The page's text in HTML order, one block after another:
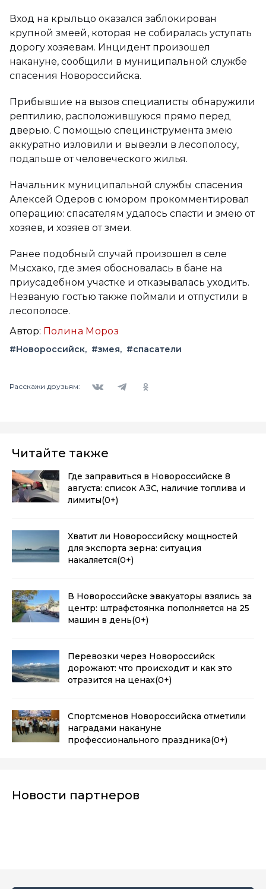
Вход на крыльцо оказался заблокирован
крупной змеей, которая не собиралась уступать
дорогу хозяевам. Инцидент произошел
накануне, сообщили в муниципальной службе
спасения Новороссийска.
Прибывшие на вызов специалисты обнаружили
рептилию, расположившуюся прямо перед
дверью. С помощью специнструмента змею
аккуратно изловили и вывезли в лесополосу,
подальше от человеческого жилья.
Начальник муниципальной службы спасения
Алексей Одеров с юмором прокомментировал
операцию: спасателям удалось спасти и змею от
хозяев, и хозяев от змеи.
Ранее подобный случай произошел в селе
Мысхако, где змея обосновалась в бане на
приусадебном участке и отказывалась уходить.
Незваную гостью также поймали и отпустили в
лесополосе.
Автор: Полина Мороз
#Новороссийск #змея #спасатели
Расскажи друзьям:
Читайте также
Где заправиться в Новороссийске 8
августа: список АЗС, наличие топлива и
лимиты(0+)
Хватит ли Новороссийску мощностей
для экспорта зерна: ситуация
накаляется(0+)
В Новороссийске эвакуаторы взялись за
центр: штрафстоянка пополняется на 25
машин в день(0+)
Перевозки через Новороссийск
дорожают: что происходит и как это
отразится на ценах(0+)
Спортсменов Новороссийска отметили
наградами накануне
профессионального праздника(0+)
Новости партнеров